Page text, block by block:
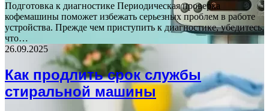
Подготовка к диагностике Периодическая проверка
кофемашины поможет избежать серьезных проблем в работе
устройства. Прежде чем приступить к диагностике, убедитесь,
что…
26.09.2025
Как продлить срок службы
стиральной машины